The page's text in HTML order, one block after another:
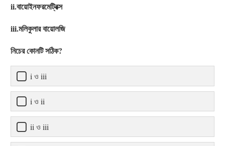
ii.বায়োইনফরমেট্রিক্স
iii.মলিকুলার বায়োলজি
নিচের কোনটি সঠিক?
i ও iii
i ও ii
ii ও iii